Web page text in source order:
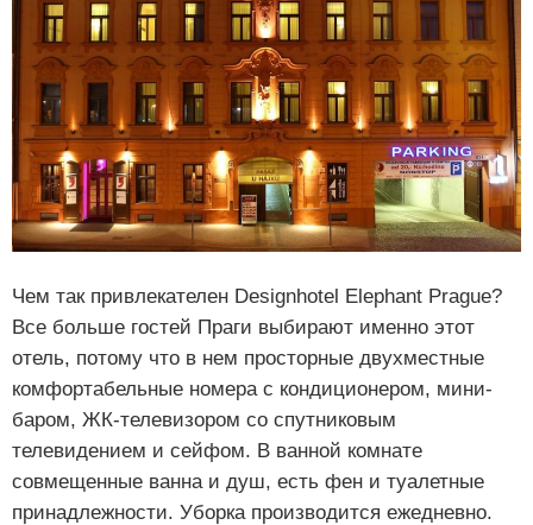
Чем так привлекателен Designhotel Elephant Prague?
Все больше гостей Праги выбирают именно этот
отель, потому что в нем просторные двухместные
комфортабельные номера с кондиционером, мини-
баром, ЖК-телевизором со спутниковым
телевидением и сейфом. В ванной комнате
совмещенные ванна и душ, есть фен и туалетные
принадлежности. Уборка производится ежедневно.